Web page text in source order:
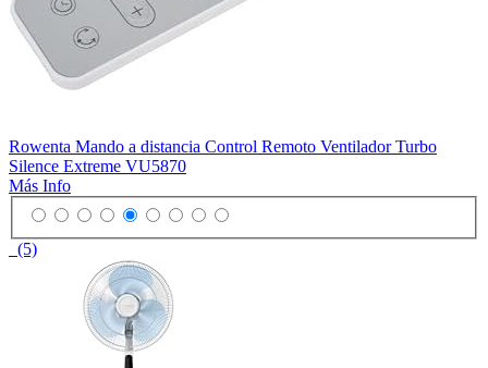
Rowenta Mando a distancia Control Remoto Ventilador Turbo
Silence Extreme VU5870
Más Info
(5)